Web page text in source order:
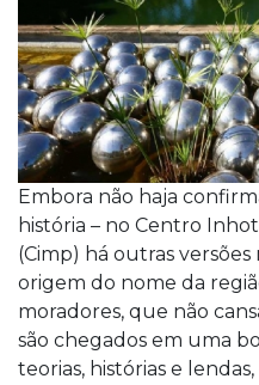
Embora não haja
história – no Centro
(Cimp) há outras versões
origem do nome da
moradores, que não
são chegados em uma
teorias, histórias e